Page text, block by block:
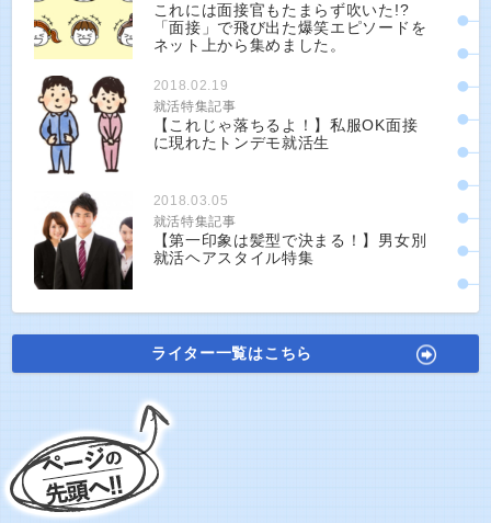
これには面接官もたまらず吹いた!?
「面接」で飛び出た爆笑エピソードを
ネット上から集めました。
2018.02.19
就活特集記事
【これじゃ落ちるよ！】私服OK面接
に現れたトンデモ就活生
2018.03.05
就活特集記事
【第一印象は髪型で決まる！】男女別
就活ヘアスタイル特集
ライター一覧はこちら